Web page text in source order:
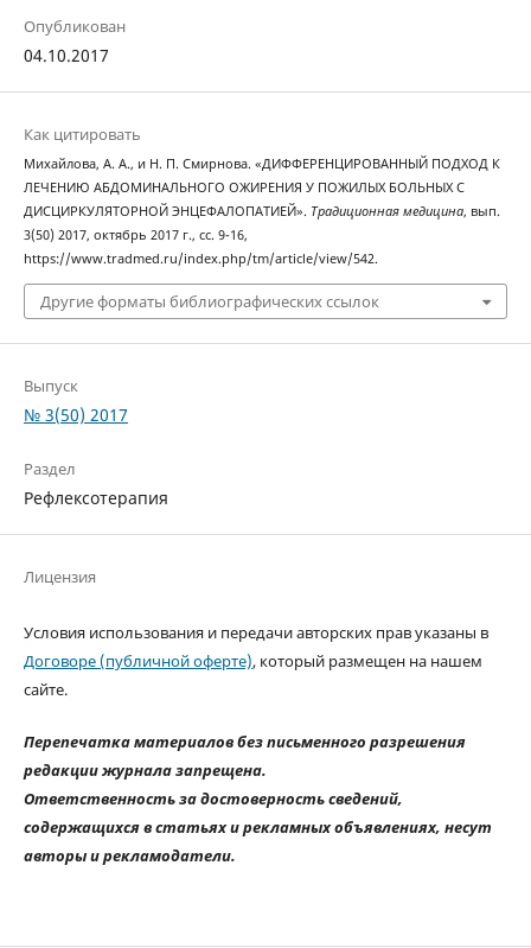
Опубликован
04.10.2017
Как цитировать
Михайлова, А. А., и Н. П. Смирнова. «ДИФФЕРЕНЦИРОВАННЫЙ ПОДХОД К
ЛЕЧЕНИЮ АБДОМИНАЛЬНОГО ОЖИРЕНИЯ У ПОЖИЛЫХ БОЛЬНЫХ С
ДИСЦИРКУЛЯТОРНОЙ ЭНЦЕФАЛОПАТИЕЙ». Традиционная медицина, вып.
3(50) 2017, октябрь 2017 г., сс. 9-16,
https://www.tradmed.ru/index.php/tm/article/view/542.
Другие форматы библиографических ссылок
Выпуск
№ 3(50) 2017
Раздел
Рефлексотерапия
Лицензия
Условия использования и передачи авторских прав указаны в
Договоре (публичной оферте), который размещен на нашем
сайте.
Перепечатка материалов без письменного разрешения
редакции журнала запрещена.
Ответственность за достоверность сведений,
содержащихся в статьях и рекламных объявлениях, несут
авторы и рекламодатели.